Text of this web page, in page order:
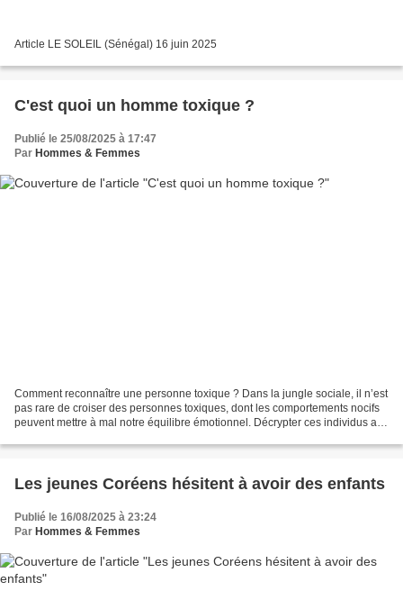
Article LE SOLEIL (Sénégal) 16 juin 2025
C'est quoi un homme toxique ?
Publié le 25/08/2025 à 17:47
Par Hommes & Femmes
Comment reconnaître une personne toxique ? Dans la jungle sociale, il n’est
pas rare de croiser des personnes toxiques, dont les comportements nocifs
peuvent mettre à mal notre équilibre émotionnel. Décrypter ces individus aux
Les jeunes Coréens hésitent à avoir des enfants
Publié le 16/08/2025 à 23:24
Par Hommes & Femmes